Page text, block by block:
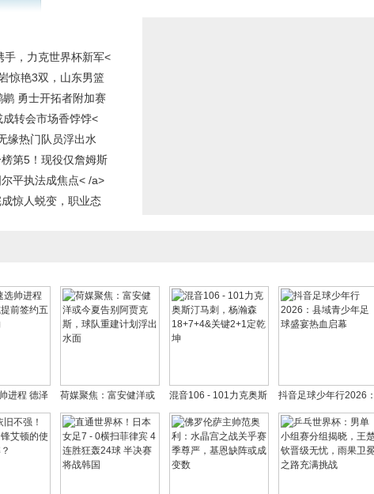
手，力克世界杯新军<
惊艳3双，山东男篮
勇士开拓者附加赛
转会市场香饽饽<
缘热门队员浮出水
第5！现役仅詹姆斯
平执法成焦点< /a>
惊人蜕变，职业态
进程 德泽
约五年执
荷媒聚焦：富安健洋或
今夏告别阿贾克斯，球
队重建计划浮出水面
混音106 - 101力克奥斯
汀马刺，杨瀚森
18+7+4&关键2+1定乾
坤
抖音足球少年行2026：
县域青少年足球盛宴热
血启幕